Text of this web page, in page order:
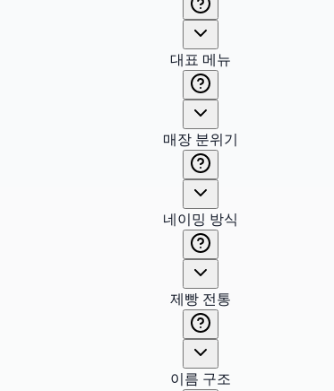
대표 메뉴
매장 분위기
네이밍 방식
제빵 전통
이름 구조